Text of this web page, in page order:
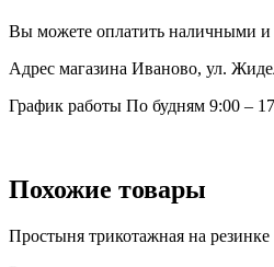
Вы можете оплатить наличными и
Адрес магазина Иваново, ул.
График работы По будням 9:00 –
Похожие товары
Простыня трикотажная на